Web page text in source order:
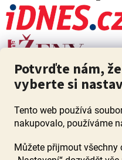
Potvrďte nám,
vyberte si
Tento web používá
nakupovalo, používáme
Můžete přijmout všechny